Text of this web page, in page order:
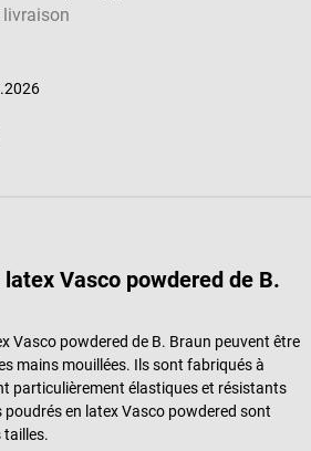
livraison
Vasco powdered de B.
Vasco powdered de B. Braun peuvent être
mains mouillées. Ils sont fabriqués à
particulièrement élastiques et résistants
en latex Vasco powdered sont
tailles.